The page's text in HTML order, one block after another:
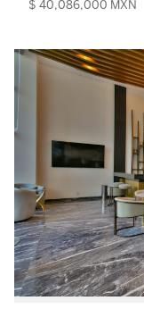
$ 40,086,000 MXN